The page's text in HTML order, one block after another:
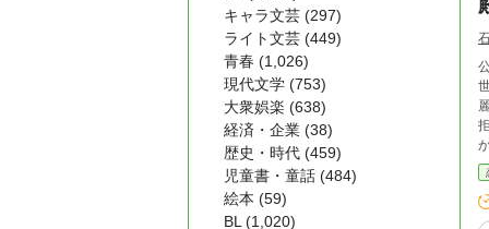
か。 「小説家になろう」サイトで完結
キャラ文芸 (297)
ライト文芸 (449)
青春 (1,026)
現代文学 (753)
大衆娯楽 (638)
経済・企業 (38)
歴史・時代 (459)
児童書・童話 (484)
絵本 (59)
BL (1,020)